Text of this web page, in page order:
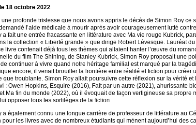
18 octobre 2022
une profonde tristesse que nous avons appris le décès de Simon Roy ce
l’aide médicale à mourir après avoir courageusement lutté
a fait une entrée fracassante en littérature avec Ma vie rouge Kubrick,
la collection « Liberté grande » que dirige Robert Lévesque. Lauréat
livre contenait déjà tous les thèmes qui allaient hanter l’œuvre du
du film The Shining, de Stanley Kubrick, Simon Roy proposait une
continuer à vivre quand notre héritage familial est marqué par la
encore, il venait brouiller la frontière entre réalité et fiction pour créer
que troublante. Simon Roy allait poursuivre cette réflexion sur la vérité
: Owen Hopkins, Esquire (2016), Fait par un autre (2021), ahurissante
Ma fin du monde (2022), où il évoquait de façon vertigineuse sa propre
opposer tous les sortilèges de la fiction.
a également connu une longue carrière de professeur de littérature au
pour les livres avec de nombreux étudiants qui mènent aujourd’hui des